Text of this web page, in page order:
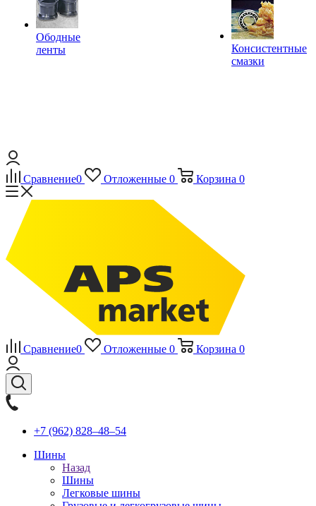
Ободные
ленты
Консистентные
смазки
Сравнение0 Отложенные 0 Корзина 0
Сравнение0 Отложенные 0 Корзина 0
+7 (962) 828‒48‒54
Шины
Назад
Шины
Легковые шины